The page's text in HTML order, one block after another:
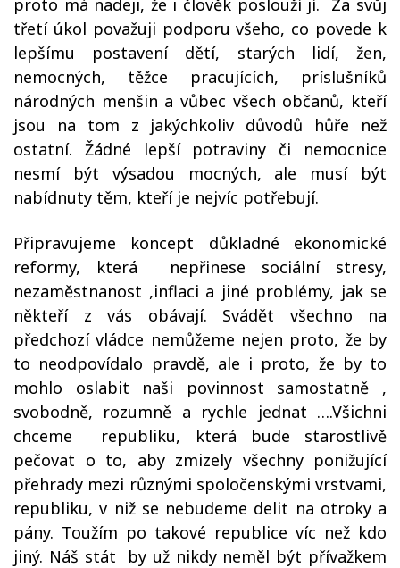
proto má nadeji, že i člověk poslouží jí. Za svůj
třetí úkol považuji podporu všeho, co povede k
lepšímu postavení dětí, starých lidí, žen,
nemocných, těžce pracujících, príslušníků
národných menšin a vůbec všech občanů, kteří
jsou na tom z jakýchkoliv důvodů hůře než
ostatní. Žádné lepší potraviny či nemocnice
nesmí být výsadou mocných, ale musí být
nabídnuty těm, kteří je nejvíc potřebují.
Připravujeme koncept důkladné ekonomické
reformy, která nepřinese sociální stresy,
nezaměstnanost ,inflaci a jiné problémy, jak se
někteří z vás obávají. Svádět všechno na
předchozí vládce nemůžeme nejen proto, že by
to neodpovídalo pravdě, ale i proto, že by to
mohlo oslabit naši povinnost samostatně ,
svobodně, rozumně a rychle jednat ….Všichni
chceme republiku, která bude starostlivě
pečovat o to, aby zmizely všechny ponižující
přehrady mezi různými spoločenskými vrstvami,
republiku, v niž se nebudeme delit na otroky a
pány. Toužím po takové republice víc než kdo
jiný. Náš stát by už nikdy neměl být přívažkem